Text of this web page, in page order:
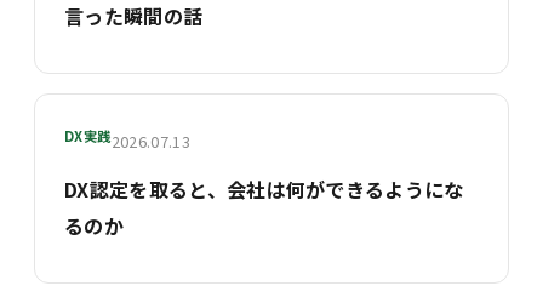
言った瞬間の話
DX実践2026.07.13
DX認定を取ると、会社は何ができるようにな
るのか